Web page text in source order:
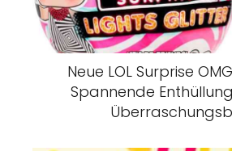
Neue LOL Surprise
Spannende